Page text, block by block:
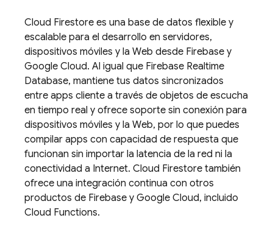
Cloud Firestore es una base de datos flexible y
escalable para el desarrollo en servidores,
dispositivos móviles y la Web desde Firebase y
Google Cloud. Al igual que Firebase Realtime
Database, mantiene tus datos sincronizados
entre apps cliente a través de objetos de escucha
en tiempo real y ofrece soporte sin conexión para
dispositivos móviles y la Web, por lo que puedes
compilar apps con capacidad de respuesta que
funcionan sin importar la latencia de la red ni la
conectividad a Internet. Cloud Firestore también
ofrece una integración continua con otros
productos de Firebase y Google Cloud, incluido
Cloud Functions.